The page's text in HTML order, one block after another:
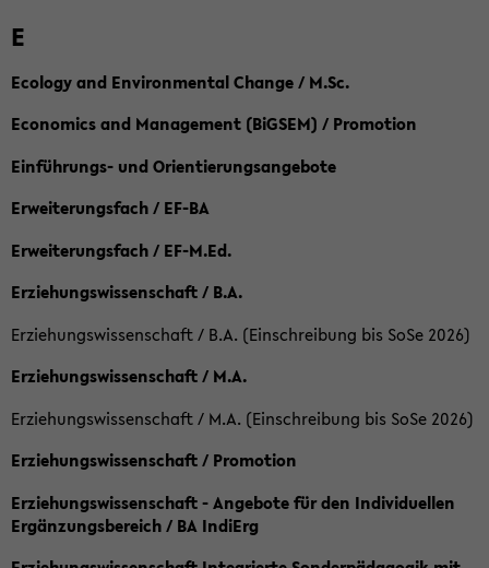
E
Ecology and Environmental Change / M.Sc.
Economics and Management (BiGSEM) / Promotion
Einführungs- und Orientierungsangebote
Erweiterungsfach / EF-BA
Erweiterungsfach / EF-M.Ed.
Erziehungswissenschaft / B.A.
Erziehungswissenschaft / B.A. (Einschreibung bis SoSe 2026)
Erziehungswissenschaft / M.A.
Erziehungswissenschaft / M.A. (Einschreibung bis SoSe 2026)
Erziehungswissenschaft / Promotion
Erziehungswissenschaft - Angebote für den Individuellen
Ergänzungsbereich / BA IndiErg